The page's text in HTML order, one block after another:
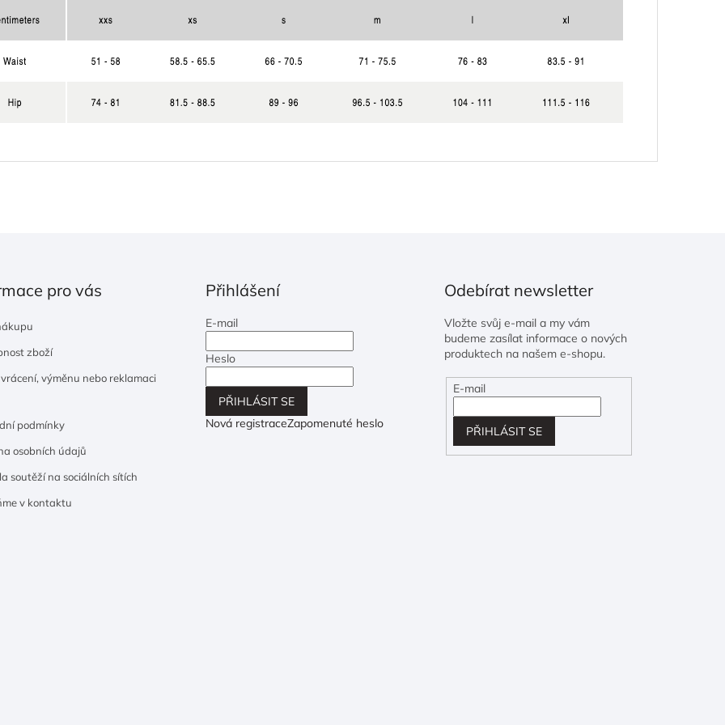
pro vás
zboží
vrácení, výměnu nebo reklamaci
podmínky
osobních údajů
soutěží na sociálních sítích
v kontaktu
Přihlášení
E-mail
Heslo
PŘIHLÁSIT SE
Nová registraceZapomenuté heslo
Odebírat newsletter
Vložte svůj e-mail a my vám
budeme zasílat informace o nových
produktech na našem e-shopu.
E-mail
PŘIHLÁSIT SE